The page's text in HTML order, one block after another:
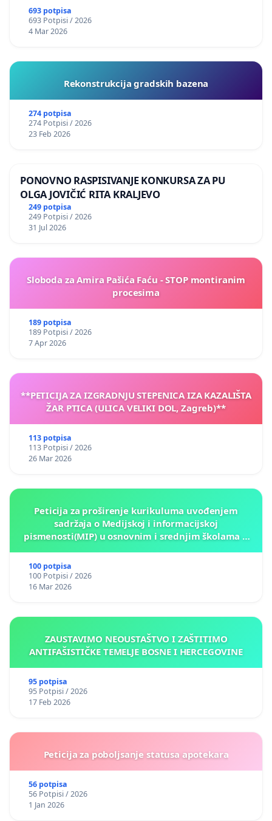
693 potpisa
693 Potpisi / 2026
4 Mar 2026
Rekonstrukcija gradskih bazena
274 potpisa
274 Potpisi / 2026
23 Feb 2026
PONOVNO RASPISIVANJE KONKURSA ZA PU
OLGA JOVIČIĆ RITA KRALJEVO
249 potpisa
249 Potpisi / 2026
31 Jul 2026
Sloboda za Amira Pašića Faću - STOP montiranim
procesima
189 potpisa
189 Potpisi / 2026
7 Apr 2026
**PETICIJA ZA IZGRADNJU STEPENICA IZA KAZALIŠTA
ŽAR PTICA (ULICA VELIKI DOL, Zagreb)**
113 potpisa
113 Potpisi / 2026
26 Mar 2026
Peticija za proširenje kurikuluma uvođenjem
sadržaja o Medijskoj i informacijskoj
pismenosti(MIP) u osnovnim i srednjim školama u
100 potpisa
100 Potpisi / 2026
16 Mar 2026
ZAUSTAVIMO NEOUSTAŠTVO I ZAŠTITIMO
ANTIFAŠISTIČKE TEMELJE BOSNE I HERCEGOVINE
95 potpisa
95 Potpisi / 2026
17 Feb 2026
Peticija za poboljsanje statusa apotekara
56 potpisa
56 Potpisi / 2026
1 Jan 2026